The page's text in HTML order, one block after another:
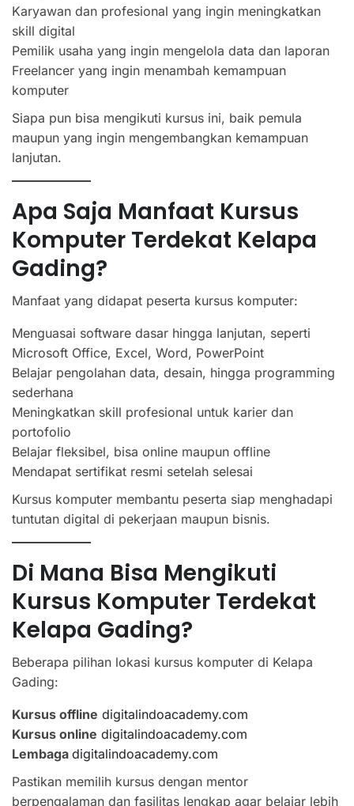
Karyawan dan profesional yang ingin meningkatkan
skill digital
Pemilik usaha yang ingin mengelola data dan laporan
Freelancer yang ingin menambah kemampuan
komputer
Siapa pun bisa mengikuti kursus ini, baik pemula
maupun yang ingin mengembangkan kemampuan
lanjutan.
Apa Saja Manfaat Kursus
Komputer Terdekat Kelapa
Gading?
Manfaat yang didapat peserta kursus komputer:
Menguasai software dasar hingga lanjutan, seperti
Microsoft Office, Excel, Word, PowerPoint
Belajar pengolahan data, desain, hingga programming
sederhana
Meningkatkan skill profesional untuk karier dan
portofolio
Belajar fleksibel, bisa online maupun offline
Mendapat sertifikat resmi setelah selesai
Kursus komputer membantu peserta siap menghadapi
tuntutan digital di pekerjaan maupun bisnis.
Di Mana Bisa Mengikuti
Kursus Komputer Terdekat
Kelapa Gading?
Beberapa pilihan lokasi kursus komputer di Kelapa
Gading:
Kursus offline digitalindoacademy.com
Kursus online digitalindoacademy.com
Lembaga digitalindoacademy.com
Pastikan memilih kursus dengan mentor
berpengalaman dan fasilitas lengkap agar belajar lebih